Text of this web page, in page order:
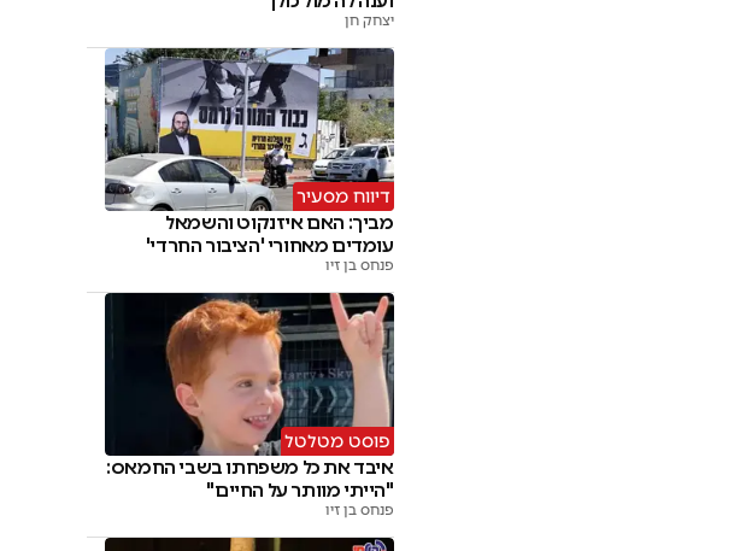
יצחק חן
דיווח מסעיר
מביך: האם איזנקוט והשמאל
עומדים מאחורי 'הציבור החרדי'
פנחס בן זיו
פוסט מטלטל
איבד את כל משפחתו בשבי החמאס:
"הייתי מוותר על החיים"
פנחס בן זיו